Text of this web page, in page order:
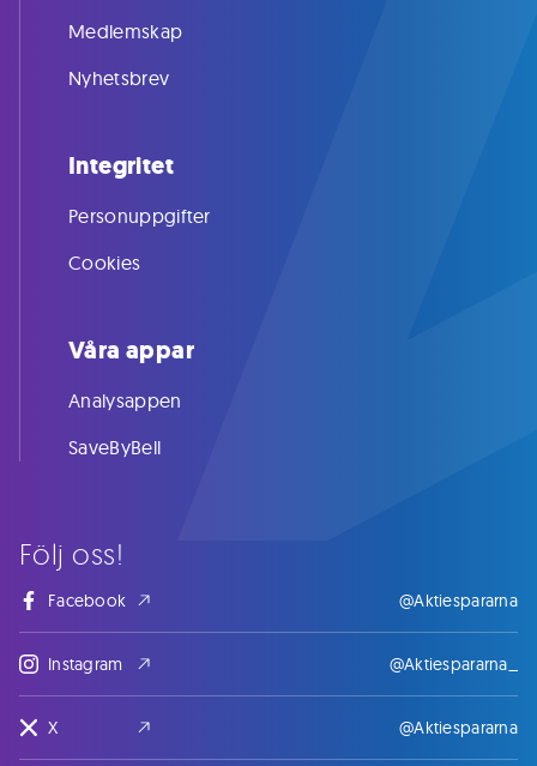
Följ oss!
Facebook @Aktiespararna
Instagram @Aktiespararna_
X @Aktiespararna
Medlemskap
Nyhetsbrev
Integritet
Personuppgifter
Cookies
Våra appar
Analysappen
SaveByBell